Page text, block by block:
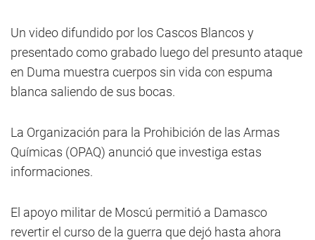
Un video difundido por los Cascos Blancos y
presentado como grabado luego del presunto ataque
en Duma muestra cuerpos sin vida con espuma
blanca saliendo de sus bocas.
La Organización para la Prohibición de las Armas
Químicas (OPAQ) anunció que investiga estas
informaciones.
El apoyo militar de Moscú permitió a Damasco
revertir el curso de la guerra que dejó hasta ahora